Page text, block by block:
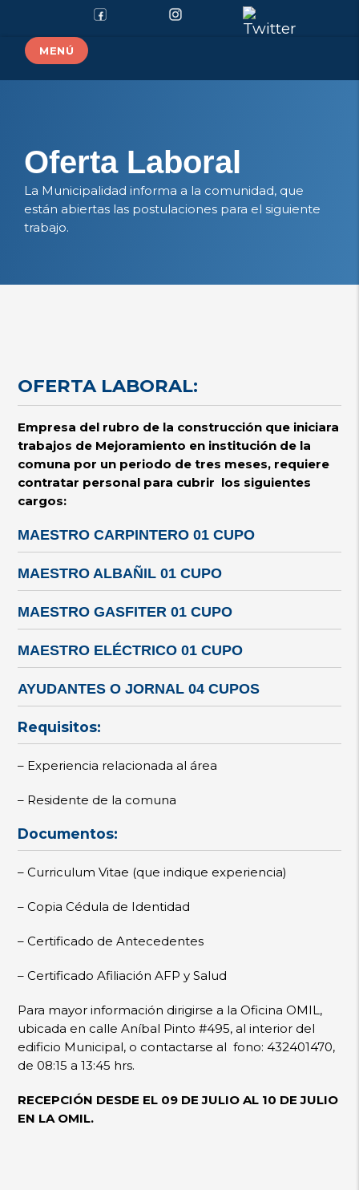
MENÚ
Oferta Laboral
La Municipalidad informa a la comunidad, que
están abiertas las postulaciones para el siguiente
trabajo.
OFERTA LABORAL:
Empresa del rubro de la construcción que iniciara
trabajos de Mejoramiento en institución de la
comuna por un periodo de tres meses, requiere
contratar personal para cubrir los siguientes
cargos:
MAESTRO CARPINTERO 01 CUPO
MAESTRO ALBAÑIL 01 CUPO
MAESTRO GASFITER 01 CUPO
MAESTRO ELÉCTRICO 01 CUPO
AYUDANTES O JORNAL 04 CUPOS
Requisitos:
– Experiencia relacionada al área
– Residente de la comuna
Documentos:
– Curriculum Vitae (que indique experiencia)
– Copia Cédula de Identidad
– Certificado de Antecedentes
– Certificado Afiliación AFP y Salud
Para mayor información dirigirse a la Oficina OMIL,
ubicada en calle Aníbal Pinto #495, al interior del
edificio Municipal, o contactarse al fono: 432401470,
de 08:15 a 13:45 hrs.
RECEPCIÓN DESDE EL 09 DE JULIO AL 10 DE JULIO
EN LA OMIL.